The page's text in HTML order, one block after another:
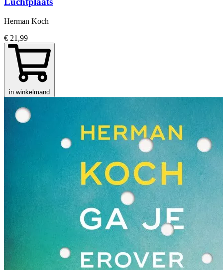
Herman Koch
€ 21,99
in winkelmand